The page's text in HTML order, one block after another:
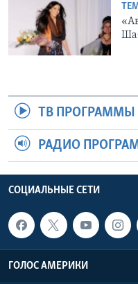
ТВ ПРОГРАММЫ
РАДИО
СОЦИАЛЬНЫЕ СЕТИ
ГОЛОС АМЕРИКИ